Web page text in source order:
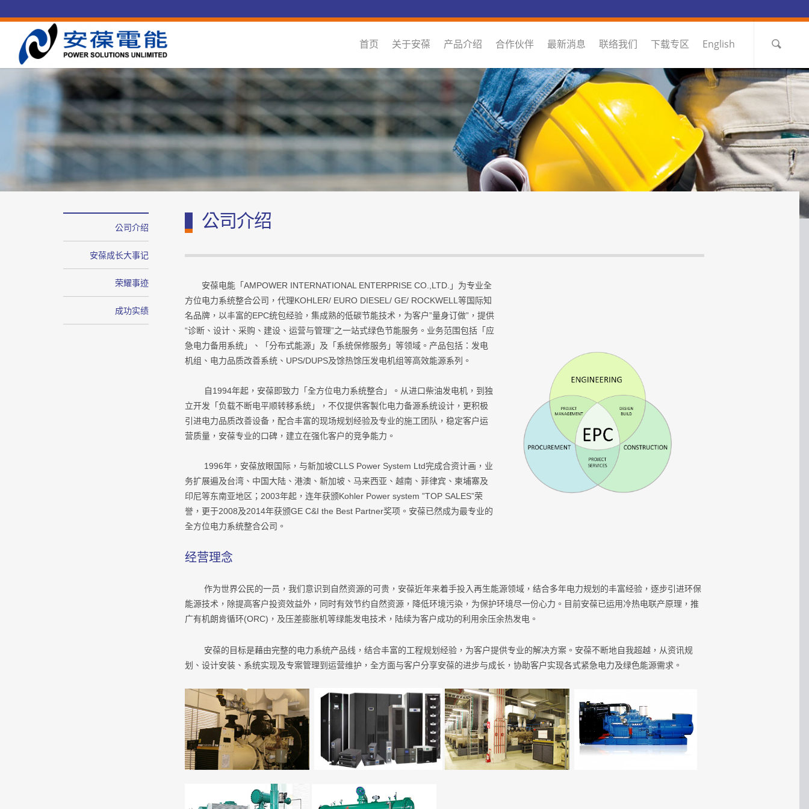
首页 关于安葆 产品介绍 合作伙伴 最新消息 联络我们 下载专区 English
公司介绍
安葆成长大事记
荣耀事迹
成功实绩
公司介绍
安葆电能「AMPOWER INTERNATIONAL ENTERPRISE CO.,LTD.」为专业全
方位电力系统整合公司，代理KOHLER/ EURO DIESEL/ GE/ ROCKWELL等国际知
名品牌，以丰富的EPC统包经验，集成熟的低碳节能技术，为客户”量身订做”，提供
“诊断、设计、采购、建设、运营与管理”之一站式绿色节能服务。业务范围包括「应
急电力备用系统」、「分布式能源」及「系统保修服务」等领域。产品包括：发电
机组、电力品质改善系统、UPS/DUPS及馀热馀压发电机组等高效能源系列。
自1994年起，安葆即致力「全方位电力系统整合」。从进口柴油发电机，到独
立开发「负载不断电平顺转移系统」，不仅提供客製化电力备源系统设计，更积极
引进电力品质改善设备，配合丰富的现场规划经验及专业的施工团队，稳定客户运
营质量，安葆专业的口碑，建立在强化客户的竞争能力。
1996年，安葆放眼国际，与新加坡CLLS Power System Ltd完成合资计画，业
务扩展遍及台湾、中国大陆、港澳、新加坡、马来西亚、越南、菲律宾、柬埔寨及
印尼等东南亚地区；2003年起，连年获颁Kohler Power system ”TOP SALES”荣
誉，更于2008及2014年获颁GE C&I the Best Partner奖项。安葆已然成为最专业的
全方位电力系统整合公司。
经营理念
作为世界公民的一员，我们意识到自然资源的可贵，安葆近年来着手投入再生能源领域，结合多年电力规划的丰富经验，逐步引进环保
能源技术，除提高客户投资效益外，同时有效节约自然资源，降低环境污染，为保护环境尽一份心力。目前安葆已运用冷热电联产原理，推
广有机朗肯循环(ORC)，及压差膨胀机等绿能发电技术，陆续为客户成功的利用余压余热发电。
安葆的目标是藉由完整的电力系统产品线，结合丰富的工程规划经验，为客户提供专业的解决方案。安葆不断地自我超越，从资讯规
划、设计安装、系统实现及专案管理到运营维护，全方面与客户分享安葆的进步与成长，协助客户实现各式紧急电力及绿色能源需求。